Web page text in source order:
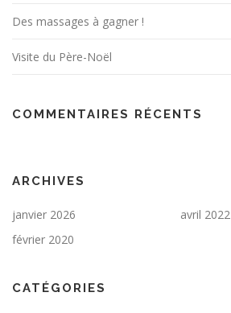
Des massages à gagner !
Visite du Père-Noël
COMMENTAIRES RÉCENTS
ARCHIVES
janvier 2026
avril 2022
février 2020
CATÉGORIES